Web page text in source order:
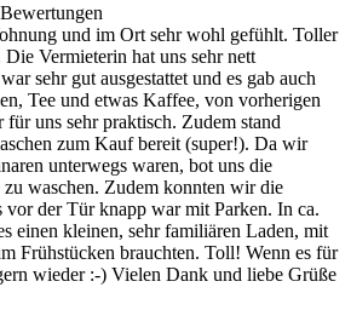
und im Ort sehr wohl gefühlt. Toller
Vermieterin hat uns sehr nett
sehr gut ausgestattet und es gab auch
Tee und etwas Kaffee, von vorherigen
uns sehr praktisch. Zudem stand
zum Kauf bereit (super!). Da wir
unterwegs waren, bot uns die
waschen. Zudem konnten wir die
vor der Tür knapp war mit Parken. In ca.
einen kleinen, sehr familiären Laden, mit
Frühstücken brauchten. Toll! Wenn es für
wieder :-) Vielen Dank und liebe Grüße